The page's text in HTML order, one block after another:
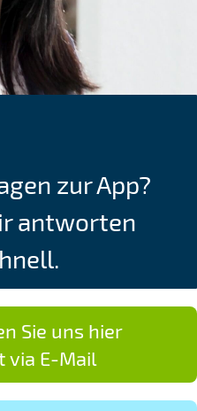
zur App?
antworten
Sie uns hier
via E-Mail